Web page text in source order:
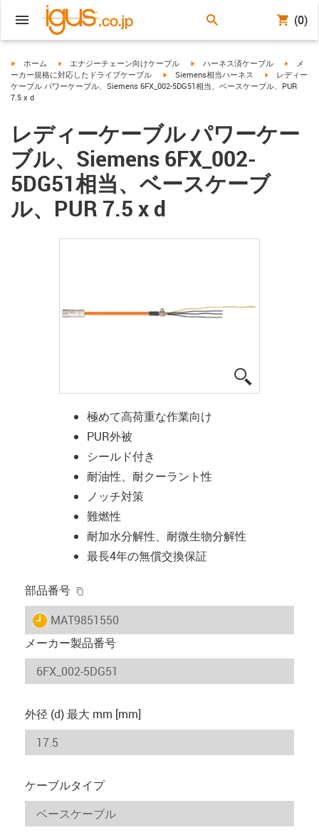
(0)
igus-icon-arrow-right
ホーム igus-icon-arrow-right
エナジーチェーン向けケーブル igus-icon-arrow-right
ハーネス済ケーブル igus-
メ
ーカー規格に対応したドライブケーブル
igus-icon-arrow-right
Siemens相当ハーネス igus-icon-
レディー
ケーブル パワーケーブル、Siemens 6FX_002-5DG51相当、ベースケーブル、PUR
7.5 x d
レディーケーブル パワーケー
ブル、Siemens 6FX_002-
5DG51相当、ベースケーブ
ル、PUR 7.5 x d
極めて高荷重な作業向け
PUR外被
シールド付き
耐油性、耐クーラント性
ノッチ対策
難燃性
耐加水分解性、耐微生物分解性
最長4年の無償交換保証
部品番号
igus-icon-lieferzeit
MAT9851550
メーカー製品番号
外径 (d) 最大 mm [mm]
ケーブルタイプ